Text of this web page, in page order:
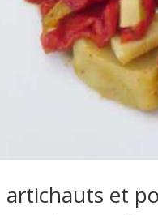
artichauts et